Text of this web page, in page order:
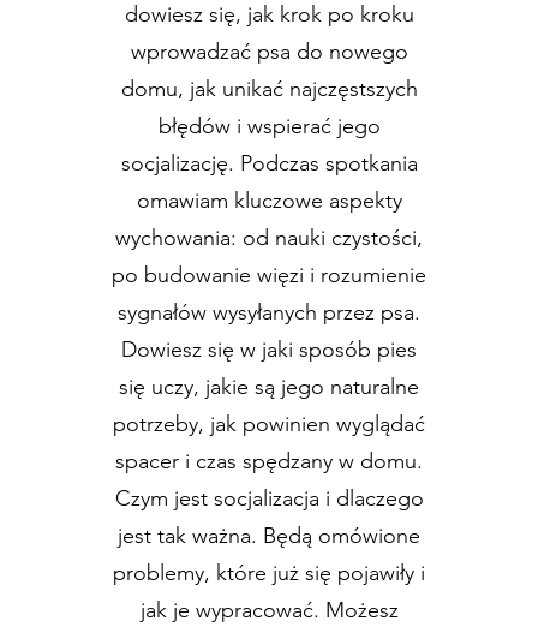
dowiesz się, jak krok po kroku
wprowadzać psa do nowego
domu, jak unikać najczęstszych
błędów i wspierać jego
socjalizację. Podczas spotkania
omawiam kluczowe aspekty
wychowania: od nauki czystości,
po budowanie więzi i rozumienie
sygnałów wysyłanych przez psa.
Dowiesz się w jaki sposób pies
się uczy, jakie są jego naturalne
potrzeby, jak powinien wyglądać
spacer i czas spędzany w domu.
Czym jest socjalizacja i dlaczego
jest tak ważna. Będą omówione
problemy, które już się pojawiły i
jak je wypracować. Możesz